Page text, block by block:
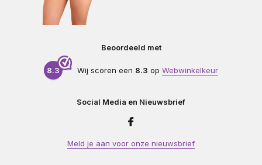
Beoordeeld met
8.3 Wij scoren een 8.3 op Webwinkelkeur
Social Media en Nieuwsbrief
Meld je aan voor onze nieuwsbrief